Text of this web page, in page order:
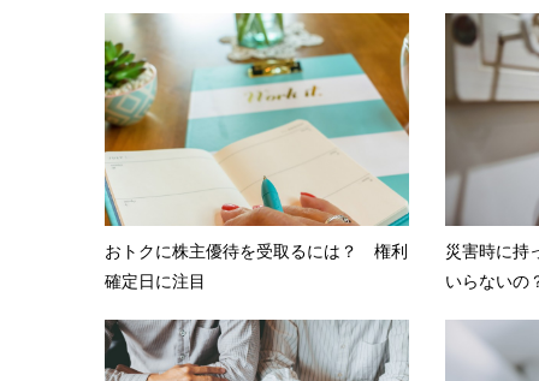
おトクに株主優待を受取るには？ 権利
確定日に注目
災害時に持
いらないの